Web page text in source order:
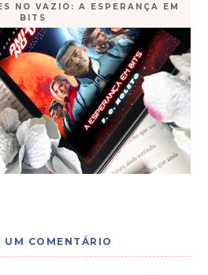
NO VAZIO: A ESPERANÇA EM
BITS
UM COMENTÁRIO